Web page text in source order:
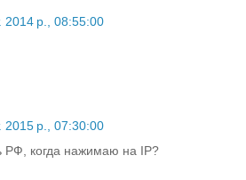
2014 р., 08:55:00
2015 р., 07:30:00
РФ, когда нажимаю на IP?